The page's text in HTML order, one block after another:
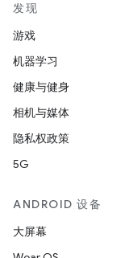
发现
游戏
机器学习
健康与健身
相机与媒体
隐私权政策
5G
ANDROID 设备
大屏幕